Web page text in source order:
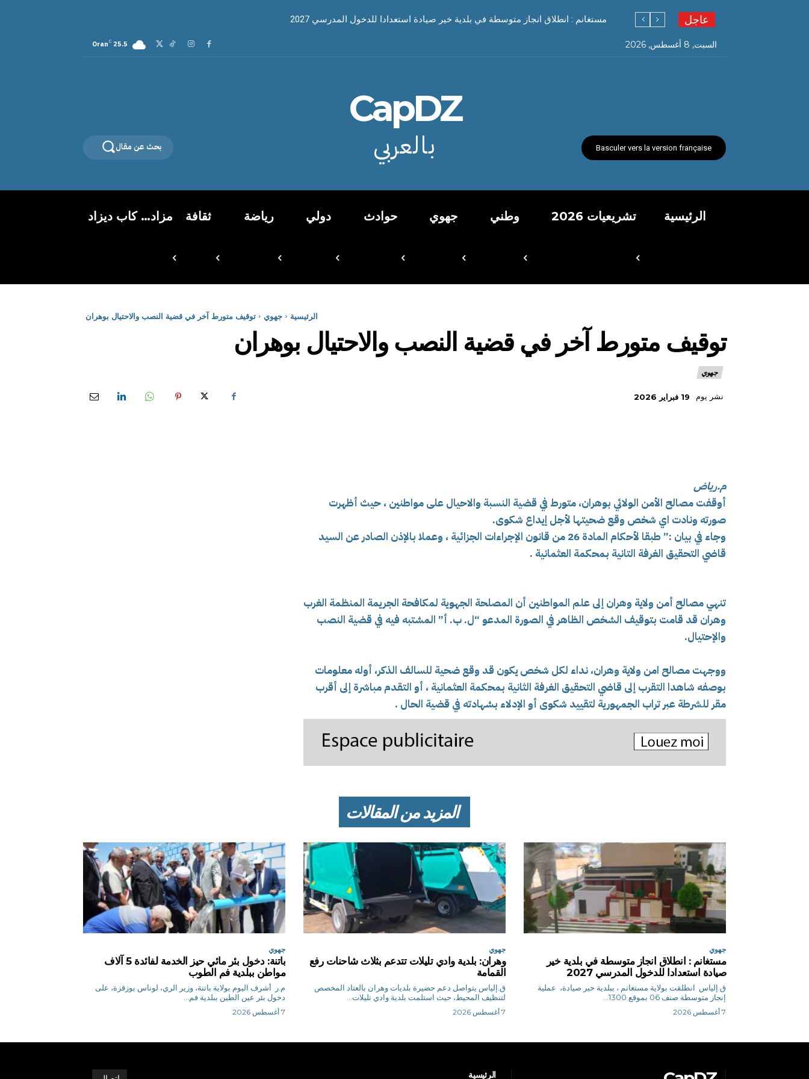
عاجل مستغانم : انطلاق انجاز متوسطة في بلدية خير صيادة استعدادا للدخول المدرسي 2027
السبت, 8 أغسطس, 2026 25.5
C
Oran
Basculer vers la version française
CapDZ
بالعربي بحث عن مقال
الرئيسية تشريعيات 2026 وطني جهوي حوادث دولي رياضة ثقافة مزاد… كاب ديزاد
الرئيسية جهوي توقيف متورط آخر في قضية النصب والاحتيال بوهران
توقيف متورط آخر في قضية النصب والاحتيال بوهران
جهوي
نشر يوم 19 فبراير 2026
م.رياض
أوقفت مصالح الأمن الولائي بوهران، متورط في قضية النسبة والاحيال على مواطنين ، حيث أظهرت
صورته ونادت اي شخص وقع ضحيتها لأجل إيداع شكوى.
وجاء في بيان :” طبقا لأحكام المادة 26 من قانون الإجراءات الجزائية ، وعملا بالإذن الصادر عن السيد
قاضي التحقيق الغرفة التانية بمحكمة العثمانية .
تنهي مصالح أمن ولاية وهران إلى علم المواطنين أن المصلحة الجهوية لمكافحة الجريمة المنظمة الغرب
وهران قد قامت بتوقيف الشخص الظاهر في الصورة المدعو “ل. ب. أ” المشتبه فيه في قضية النصب
والإحتيال.
ووجهت مصالح امن ولاية وهران، نداء لكل شخص يكون قد وقع ضحية للسالف الذكر، أوله معلومات
بوصفه شاهدا التقرب إلى قاضي التحقيق الغرفة الثانية بمحكمة العثمانية ، أو التقدم مباشرة إلى أقرب
مقر للشرطة عبر تراب الجمهورية لتقييد شكوى أو الإدلاء بشهادته في قضية الحال .
المزيد من المقالات
جهوي
مستغانم : انطلاق انجاز متوسطة في بلدية خير
صيادة استعدادا للدخول المدرسي 2027
ق.إلياس انطلقت بولاية مستغانم ، ببلدية خير صيادة، عملية
إنجاز متوسطة صنف 06 بموقع 1300...
7 أغسطس 2026
جهوي
وهران: بلدية وادي تليلات تتدعم بثلاث شاحنات رفع
القمامة
ق.إلياس يتواصل دعم حضيرة بلديات وهران بالعتاد المخصص
لتنظيف المحيط، حيث استلمت بلدية وادي تليلات...
7 أغسطس 2026
جهوي
باتنة: دخول بئر مائي حيز الخدمة لفائدة 5 آلاف
مواطن ببلدية فم الطوب
م.ر أشرف اليوم بولاية باتنة، وزير الري، لوناس بوزقزة، على
دخول بئر عين الطين ببلدية فم...
7 أغسطس 2026
الرئيسية